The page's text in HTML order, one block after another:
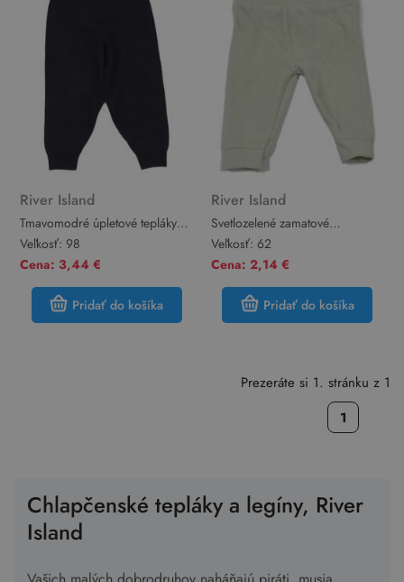
River Island
Tmavomodré úpletové tepláky
RIVER ISLAND
Veľkosť: 98
Cena: 3,44 €
Pridať do košíka
River Island
Svetlozelené zamatové
rebrované nohavice River Island
Veľkosť: 62
Cena: 2,14 €
Pridať do košíka
Prezeráte si 1. stránku z 1
1
Chlapčenské tepláky a legíny, River
Island